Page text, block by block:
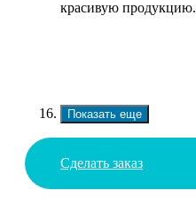
красивую продукцию.
Показать еще
Сделать заказ